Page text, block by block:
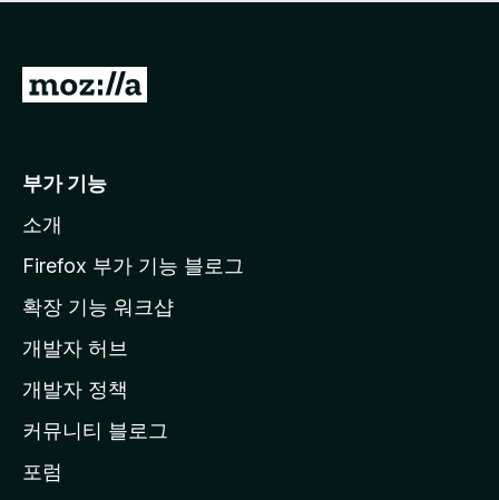
점
습
니
M
l
a
페
이
지
이
동
부가 기능
소개
Firefox 부가 기능 블로그
확장 기능 워크샵
개발자 허브
개발자 정책
커뮤니티 블로그
포럼